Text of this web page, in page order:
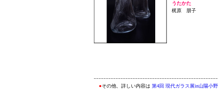
うたかた
梶原 朋子
●その他、詳しい内容は 第4回 現代ガラス展in山陽小